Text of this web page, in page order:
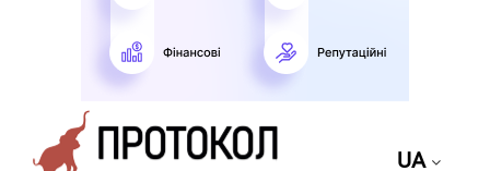
UA